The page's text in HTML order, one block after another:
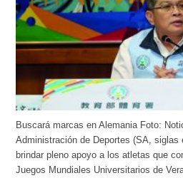
Buscará marcas en Alemania Foto:
Administración de Deportes (SA, siglas
brindar pleno apoyo a los atletas que
Juegos Mundiales Universitarios de